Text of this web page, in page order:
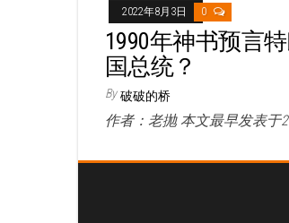
2022年8月3日 0
1990年神书预言
国总统？
By 破破的桥
作者：老抛 本文最早发表于